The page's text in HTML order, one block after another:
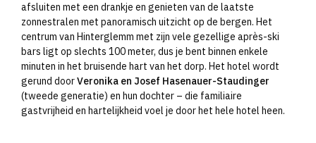
afsluiten met een drankje en genieten van de laatste
zonnestralen met panoramisch uitzicht op de bergen. Het
centrum van Hinterglemm met zijn vele gezellige après-ski
bars ligt op slechts 100 meter, dus je bent binnen enkele
minuten in het bruisende hart van het dorp. Het hotel wordt
gerund doorVeronika en Josef Hasenauer-Staudinger
(tweede generatie) en hun dochter – die familiaire
gastvrijheid en hartelijkheid voel je door het hele hotel heen.